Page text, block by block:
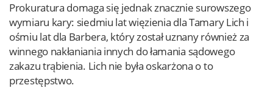
Prokuratura domaga się jednak znacznie surowszego
wymiaru kary: siedmiu lat więzienia dla Tamary Lich i
ośmiu lat dla Barbera, który został uznany również za
winnego nakłaniania innych do łamania sądowego
zakazu trąbienia. Lich nie była oskarżona o to
przestępstwo.